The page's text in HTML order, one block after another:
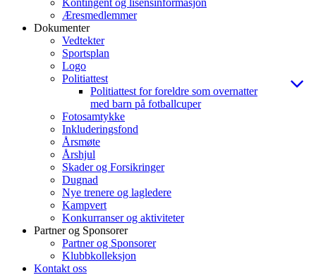
Kontingent og lisensinformasjon
Æresmedlemmer
Dokumenter
Vedtekter
Sportsplan
Logo
Politiattest
Politiattest for foreldre som overnatter
med barn på fotballcuper
Fotosamtykke
Inkluderingsfond
Årsmøte
Årshjul
Skader og Forsikringer
Dugnad
Nye trenere og lagledere
Kampvert
Konkurranser og aktiviteter
Partner og Sponsorer
Partner og Sponsorer
Klubbkolleksjon
Kontakt oss